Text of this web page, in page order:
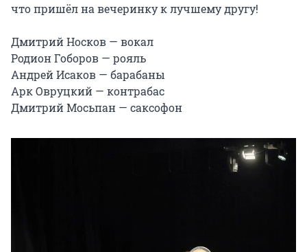
что пришёл на вечеринку к лучшему другу!
Дмитрий Носков — вокал
Родион Гоборов — рояль
Андрей Исаков — барабаны
Арк Овруцкий — контрабас
Дмитрий Мосьпан — саксофон